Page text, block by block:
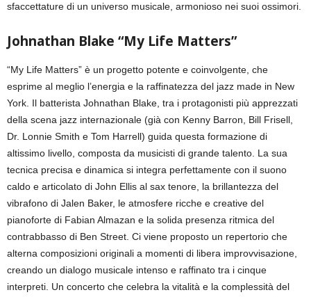
sfaccettature di un universo musicale, armonioso nei suoi ossimori.
Johnathan Blake “My Life Matters”
“My Life Matters” è un progetto potente e coinvolgente, che
esprime al meglio l’energia e la raffinatezza del jazz made in New
York. Il batterista Johnathan Blake, tra i protagonisti più apprezzati
della scena jazz internazionale (già con Kenny Barron, Bill Frisell,
Dr. Lonnie Smith e Tom Harrell) guida questa formazione di
altissimo livello, composta da musicisti di grande talento. La sua
tecnica precisa e dinamica si integra perfettamente con il suono
caldo e articolato di John Ellis al sax tenore, la brillantezza del
vibrafono di Jalen Baker, le atmosfere ricche e creative del
pianoforte di Fabian Almazan e la solida presenza ritmica del
contrabbasso di Ben Street. Ci viene proposto un repertorio che
alterna composizioni originali a momenti di libera improvvisazione,
creando un dialogo musicale intenso e raffinato tra i cinque
interpreti. Un concerto che celebra la vitalità e la complessità del